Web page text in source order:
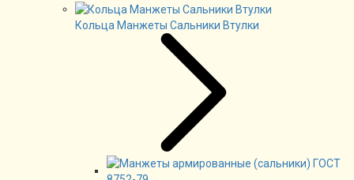
Кольца Манжеты Сальники Втулки